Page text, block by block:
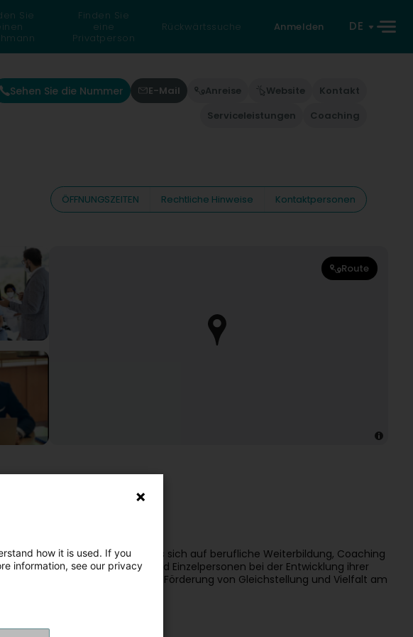
Sie
Finden Sie
eine
Privatperson
Rückwärtssuche Anmelden DE
Sehen Sie die Nummer E-Mail Anreise Website
Kontakt
Serviceleistungen
Coaching
ÖFFNUNGSZEITEN Rechtliche Hinweise Kontaktpersonen
Route
in People
Unternehmen, das sich auf berufliche Weiterbildung, Coaching
Organisationen und Einzelpersonen bei der Entwicklung ihrer
Vertrieb, Führung sowie bei der Förderung von Gleichstellung und Vielfalt am
how it is used. If you
information, see our privacy